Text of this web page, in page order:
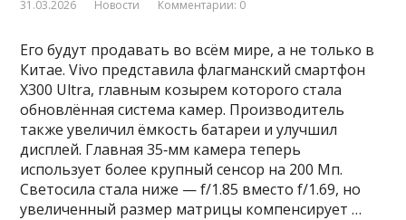
31.03.2026 Новости Комментарии: 0
Его будут продавать во всём мире, а не только в
Китае. Vivo представила флагманский смартфон
X300 Ultra, главным козырем которого стала
обновлённая система камер. Производитель
также увеличил ёмкость батареи и улучшил
дисплей. Главная 35‑мм камера теперь
использует более крупный сенсор на 200 Мп.
Светосила стала ниже — f/1.85 вместо f/1.69, но
увеличенный размер матрицы компенсирует …